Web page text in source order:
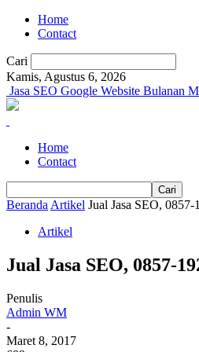
Home
Contact
Cari
Kamis, Agustus 6, 2026
Jasa SEO Google Website Bulanan
Home
Contact
Beranda Artikel Jual Jasa SEO,
Artikel
Jual Jasa SEO, 0857-
Penulis
Admin WM
-
Maret 8, 2017